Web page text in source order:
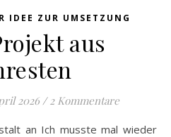
IDEE ZUR UMSETZUNG
aus
2026 / 2 Kommentare